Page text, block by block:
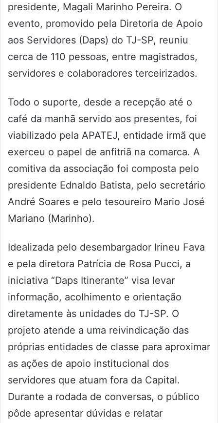
presidente, Magali Marinho Pereira. O
evento, promovido pela Diretoria de Apoio
aos Servidores (Daps) do TJ-SP, reuniu
cerca de 110 pessoas, entre magistrados,
servidores e colaboradores terceirizados.
Todo o suporte, desde a recepção até o
café da manhã servido aos presentes, foi
viabilizado pela APATEJ, entidade irmã que
exerceu o papel de anfitriã na comarca. A
comitiva da associação foi composta pelo
presidente Ednaldo Batista, pelo secretário
André Soares e pelo tesoureiro Mario José
Mariano (Marinho).
Idealizada pelo desembargador Irineu Fava
e pela diretora Patrícia de Rosa Pucci, a
iniciativa “Daps Itinerante” visa levar
informação, acolhimento e orientação
diretamente às unidades do TJ-SP. O
projeto atende a uma reivindicação das
próprias entidades de classe para aproximar
as ações de apoio institucional dos
servidores que atuam fora da Capital.
Durante a rodada de conversas, o público
pôde apresentar dúvidas e relatar